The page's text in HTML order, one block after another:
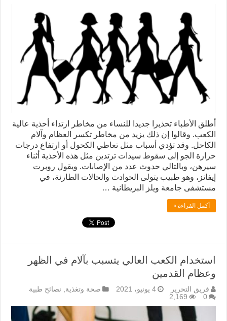
أطلق الأطباء تحذيرا جديدا للنساء من مخاطر ارتداء أحذية عالية
الكعب. وقالوا إن ذلك يزيد من مخاطر تكسر العظام وآلام
الكاحل. وقد تؤدي أسباب مثل تعاطي الكحول أو ارتفاع درجات
حرارة الجو إلى سقوط سيدات ترتدين مثل هذه الأحذية أثناء
سيرهن، وبالتالي حدوث عدد من الإصابات. ويقول روبرت
إيفانز، وهو طبيب يتولى الحوادث والحالات الطارئة، في
مستشفى جامعة ويلز البريطانية …
أكمل القراءة »
استخدام الكعب العالي يتسبب بآلام في الظهر
وعظام القدمين
فريق التحرير 4 يونيو، 2021 صحة وتغذية
نصائح طبية
0
2,169